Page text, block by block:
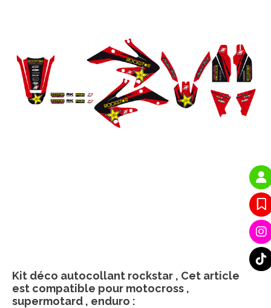
Kit déco autocollant rockstar , Cet article
est compatible pour motocross ,
supermotard , enduro :